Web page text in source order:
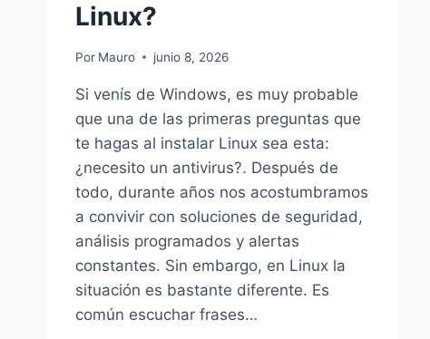
Linux?
Por Mauro junio 8, 2026
Si venís de Windows, es muy probable
que una de las primeras preguntas que
te hagas al instalar Linux sea esta:
¿necesito un antivirus?. Después de
todo, durante años nos acostumbramos
a convivir con soluciones de seguridad,
análisis programados y alertas
constantes. Sin embargo, en Linux la
situación es bastante diferente. Es
común escuchar frases…